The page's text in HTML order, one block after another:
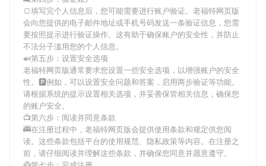
🍞填写完个人信息后，您可能需要进行账户验证。 老福特网页版
会向您提供的电子邮件地址或手机号码发送一条验证信息，您需
要按照提示进行验证操作。这有助于确保账户的安全性，并防止
不法分子滥用您的个人信息。
🍛第五步：设置安全选项
老福特网页版通常要求您设置一些安全选项，以增强账户的安全
性。🅿例如，可以设置安全问题和答案，启用两步验证等功能。
请根据系统的提示设置相关选项，并妥善保管相关信息，确保您
的账户安全。
📺第六步：阅读并同意条款
🚎在注册过程中， 老福特网页版会提供使用条款和规定供您阅
读。这些条款包括平台的使用规范、隐私政策等内容。在注册之
前，请仔细阅读并理解这些条款，并确保您同意并愿意遵守。